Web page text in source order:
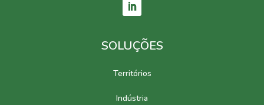
SOLUÇÕES
Territórios
Indústria